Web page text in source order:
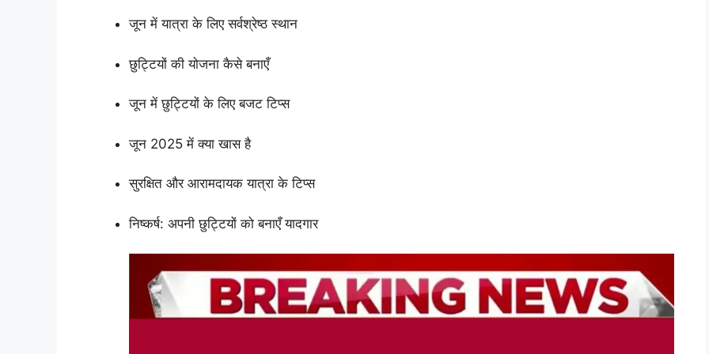
जून में यात्रा के लिए सर्वश्रेष्ठ स्थान
छुट्टियों की योजना कैसे बनाएँ
जून में छुट्टियों के लिए बजट टिप्स
जून 2025 में क्या खास है
सुरक्षित और आरामदायक यात्रा के टिप्स
निष्कर्ष: अपनी छुट्टियों को बनाएँ यादगार